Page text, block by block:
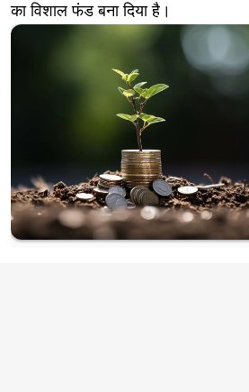
का विशाल फंड बना दिया है।